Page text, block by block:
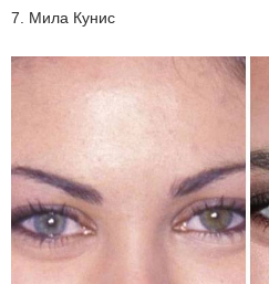
7. Мила Кунис